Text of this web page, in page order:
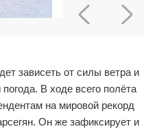
зависеть от силы ветра и
В ходе всего полёта
на мировой рекорд
Он же зафиксирует и